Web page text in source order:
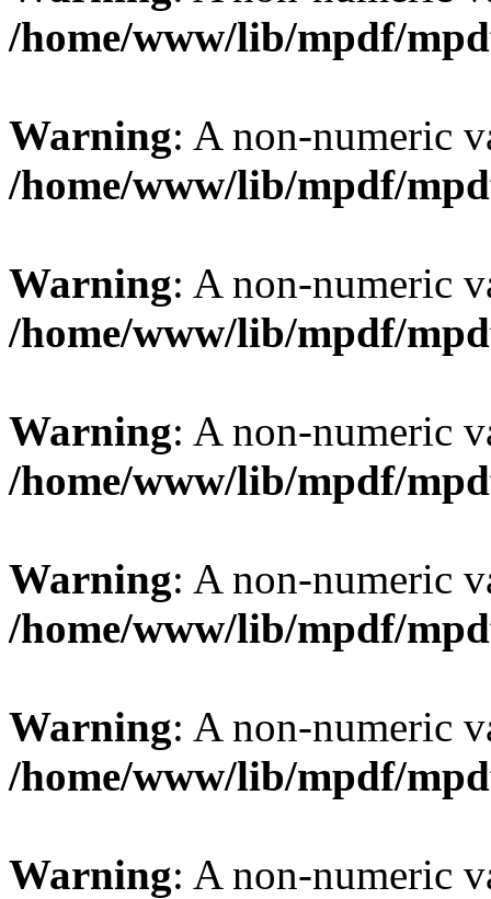
/home/www/lib/mpdf/
Warning: A non-numeric
/home/www/lib/mpdf/
Warning: A non-numeric
/home/www/lib/mpdf/
Warning: A non-numeric
/home/www/lib/mpdf/
Warning: A non-numeric
/home/www/lib/mpdf/
Warning: A non-numeric
/home/www/lib/mpdf/
Warning: A non-numeric